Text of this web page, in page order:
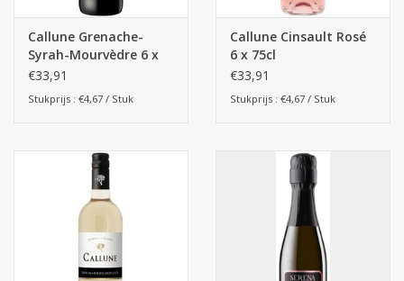
Callune Grenache-
Syrah-Mourvèdre 6 x
75cl
€33,91
Stukprijs : €4,67 / Stuk
Callune Cinsault Rosé
6 x 75cl
€33,91
Stukprijs : €4,67 / Stuk